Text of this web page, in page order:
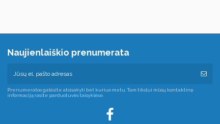
Naujienlaiškio prenumerata
Prenumeratos galėsite atsisakyti bet kuriuo metu. Tam tikslui mūsų kontaktinę
informaciją rasite parduotuvės taisyklėse.